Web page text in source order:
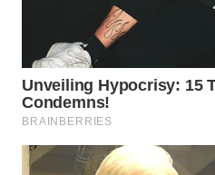
WN
DEPOK
WN
TAPANULI
UTARA